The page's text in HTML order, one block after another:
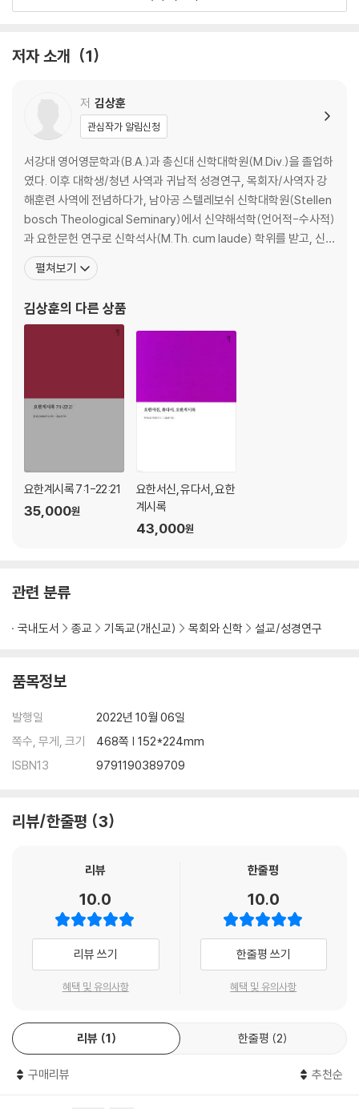
제2부 현재의 일들 (요한계시록 1:9-4:11)
제2장 요한계시록 1:9-20 (계시의 시작, 나타나신 예수 그리스도)
일곱 교회(2:1-3:22) 개관
제3장 요한계시록 2:1-7 (에베소 교회)
제4장 요한계시록 2:8-11 (서머나 교회)
제5장 요한계시록 2:12-17 (버가모 교회)
제6장 요한계시록 2:18-29 (두아디라 교회)
제7장 요한계시록 3:1-6 (사데 교회)
제9장 요한계시록 3:14-22 (라오디게아 교회)
제10장 요한계시록 4:1-11 (하늘의 예배)
제11장 요한계시록 5:1-14 (인봉된 책과 어린 양)
저자 소개 1
저 김상훈
관심작가 알림신청
서강대 영어영문학과(B.A.)과 총신대 신학대학원(M.Div.)을 졸업하
였다. 이후 대학생/청년 사역과 귀납적 성경연구, 목회자/사역자 강
해훈련 사역에 전념하다가, 남아공 스텔레보쉬 신학대학원(Stellen
bosch Theological Seminary)에서 신약해석학(언어적-수사적)
과 요한문헌 연구로 신학석사(M.Th. cum laude) 학위를 받고, 신
약해석 비평가 Bernard H. J. Combrink 교수와 헬라어 언어학 권
위자 Johannes P. Louw 교수의 지도를 받으며 언어학과 본문분석
펼쳐보기
김상훈의 다른 상품
요한계시록 7:1-22:21
35,000원
요한서신, 유다서, 요한
계시록
43,000원
관련 분류
국내도서 종교 기독교(개신교) 목회와 신학 설교/성경연구
품목정보
발행일
2022년 10월 06일
쪽수, 무게, 크기
468쪽 | 152*224mm
ISBN13
9791190389709
리뷰/한줄평 3
리뷰
10.0
리뷰 쓰기
혜택 및 유의사항
한줄평
10.0
한줄평 쓰기
혜택 및 유의사항
리뷰 1 한줄평 2
구매리뷰 추천순